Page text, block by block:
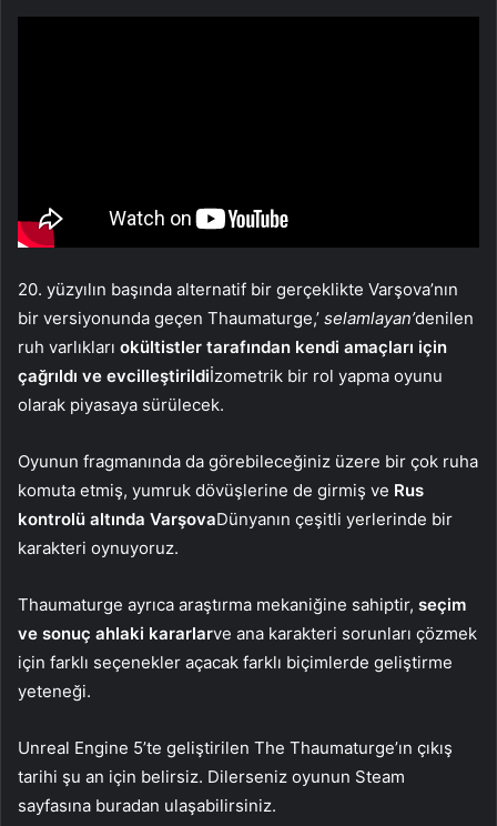
20. yüzyılın başında alternatif bir gerçeklikte Varşova’nın
bir versiyonunda geçen Thaumaturge,’ selamlayan’denilen
ruh varlıkları okültistler tarafından kendi amaçları için
çağrıldı ve evcilleştirildiİzometrik bir rol yapma oyunu
olarak piyasaya sürülecek.
Oyunun fragmanında da görebileceğiniz üzere bir çok ruha
komuta etmiş, yumruk dövüşlerine de girmiş ve Rus
kontrolü altında VarşovaDünyanın çeşitli yerlerinde bir
karakteri oynuyoruz.
Thaumaturge ayrıca araştırma mekaniğine sahiptir, seçim
ve sonuç ahlaki kararlarve ana karakteri sorunları çözmek
için farklı seçenekler açacak farklı biçimlerde geliştirme
yeteneği.
Unreal Engine 5’te geliştirilen The Thaumaturge’ın çıkış
tarihi şu an için belirsiz. Dilerseniz oyunun Steam
sayfasına buradan ulaşabilirsiniz.